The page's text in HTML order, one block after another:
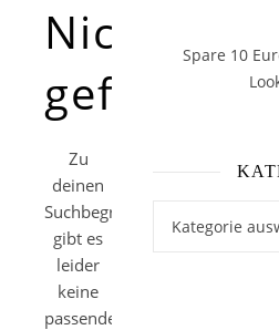
Nichts
gefunden!
Zu
deinen
Suchbegriffen
gibt es
leider
keine
passenden
Spare 10